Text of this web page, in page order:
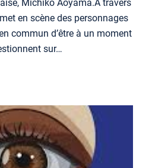
Michiko Aoyama.À travers
en scène des personnages
commun d’être à un moment
sur…